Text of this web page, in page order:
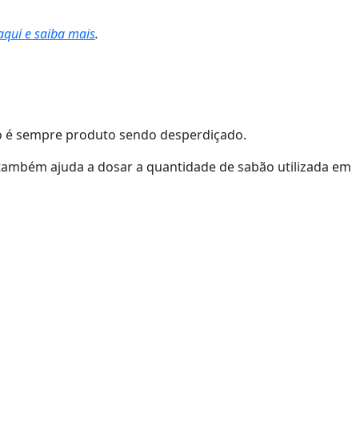
e saiba mais.
sempre produto sendo desperdiçado.
ajuda a dosar a quantidade de sabão utilizada em